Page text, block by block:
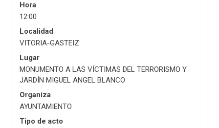
Hora
12:00
Localidad
VITORIA-GASTEIZ
Lugar
MONUMENTO A LAS VÍCTIMAS DEL TERRORISMO Y
JARDÍN MIGUEL ANGEL BLANCO
Organiza
AYUNTAMIENTO
Tipo de acto